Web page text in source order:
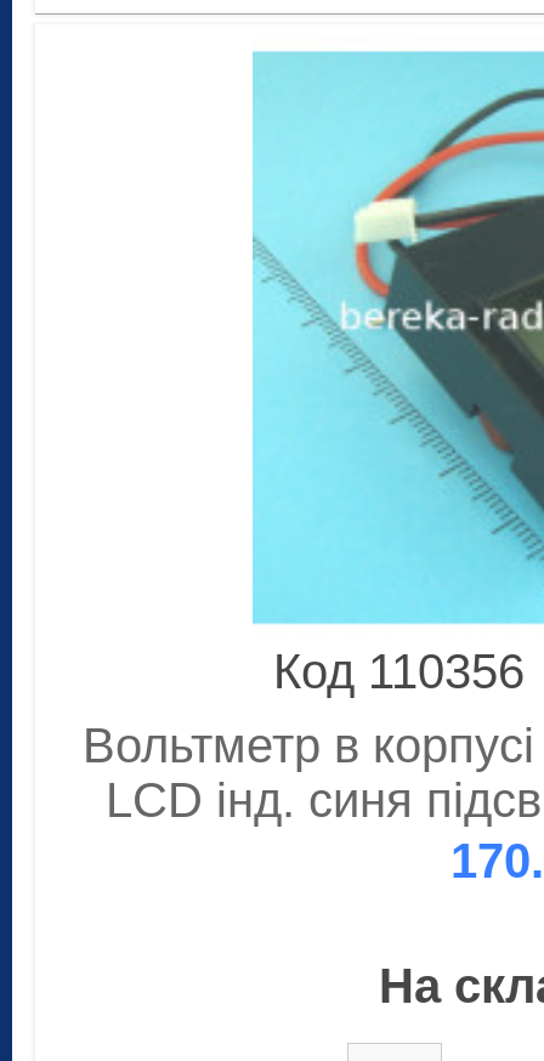
Код 110356
Вольтметр в
LCD інд. синя
На